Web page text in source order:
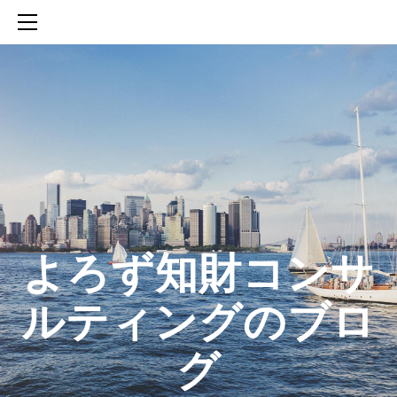
​よろず知財コンサ
ルティングのブロ
グ
SERVICES
知財活動のROICへの貢献
生成AIを活用した知財戦略の策定方法
生成AIとの「壁打ち」で、新たな発明を創出する方法